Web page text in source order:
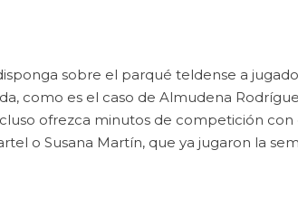
sobre el parqué teldense a
como es el caso de Almudena
ofrezca minutos de competición con
o Susana Martín, que ya jugaron la